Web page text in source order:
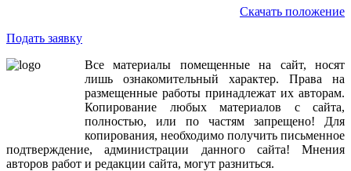
Скачать положение
Подать заявку
Все
материалы помещенные на сайт,носят
лишь
ознакомительный характер. Права
на
размещенные работы принадлежат их авторам.
Копирование
любых материалов с сайта,
полностью, или по частям запрещено! Для
копирования, необходимо получить письменное
подтверждение,администрации данного сайта! Мнения
авторов работ и редакции сайта, могут разниться.